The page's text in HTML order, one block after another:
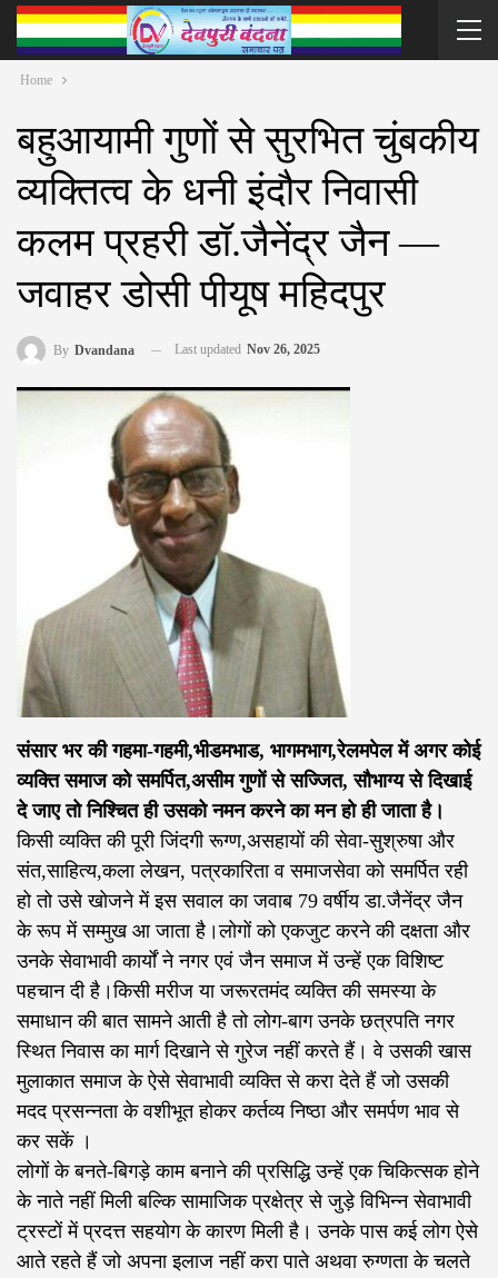
Home
बहुआयामी गुणों से सुरभित चुंबकीय
व्यक्तित्व के धनी इंदौर निवासी
कलम प्रहरी डॉ.जैनेंद्र जैन —
जवाहर डोसी पीयूष महिदपुर
By Dvandana Last updated Nov 26, 2025
संसार भर की गहमा-गहमी,भीडमभाड, भागमभाग,रेलमपेल में अगर कोई
व्यक्ति समाज को समर्पित,असीम गुणों से सज्जित, सौभाग्य से दिखाई
दे जाए तो निश्चित ही उसको नमन करने का मन हो ही जाता है।
किसी व्यक्ति की पूरी जिंदगी रूग्ण,असहायों की सेवा-सुश्रुषा और
संत,साहित्य,कला लेखन, पत्रकारिता व समाजसेवा को समर्पित रही
हो तो उसे खोजने में इस सवाल का जवाब 79 वर्षीय डा.जैनेंद्र जैन
के रूप में सम्मुख आ जाता है।लोगों को एकजुट करने की दक्षता और
उनके सेवाभावी कार्यों ने नगर एवं जैन समाज में उन्हें एक विशिष्ट
पहचान दी है।किसी मरीज या जरूरतमंद व्यक्ति की समस्या के
समाधान की बात सामने आती है तो लोग-बाग उनके छत्रपति नगर
स्थित निवास का मार्ग दिखाने से गुरेज नहीं करते हैं। वे उसकी खास
मुलाकात समाज के ऐसे सेवाभावी व्यक्ति से करा देते हैं जो उसकी
मदद प्रसन्नता के वशीभूत होकर कर्तव्य निष्ठा और समर्पण भाव से
कर सकें ।
लोगों के बनते-बिगड़े काम बनाने की प्रसिद्धि उन्हें एक चिकित्सक होने
के नाते नहीं मिली बल्कि सामाजिक प्रक्षेत्र से जुड़े विभिन्न सेवाभावी
ट्रस्टों में प्रदत्त सहयोग के कारण मिली है। उनके पास कई लोग ऐसे
आते रहते हैं जो अपना इलाज नहीं करा पाते अथवा रुग्णता के चलते